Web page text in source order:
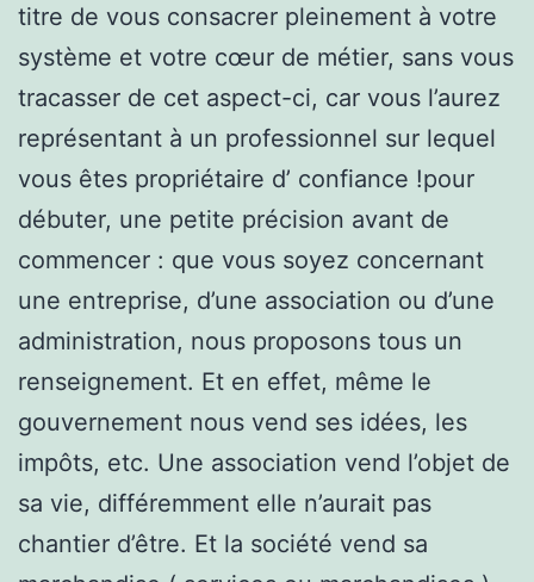
titre de vous consacrer pleinement à votre
système et votre cœur de métier, sans vous
tracasser de cet aspect-ci, car vous l’aurez
représentant à un professionnel sur lequel
vous êtes propriétaire d’ confiance !pour
débuter, une petite précision avant de
commencer : que vous soyez concernant
une entreprise, d’une association ou d’une
administration, nous proposons tous un
renseignement. Et en effet, même le
gouvernement nous vend ses idées, les
impôts, etc. Une association vend l’objet de
sa vie, différemment elle n’aurait pas
chantier d’être. Et la société vend sa